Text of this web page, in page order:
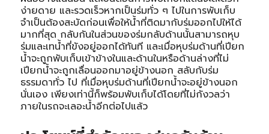
ง่ายดาย และรวดเร็วหากเป็นร่มทั่ว ๆ ไปในการพับเก็บ
จำเป็นต้องสะบัดก่อนเพื่อให้น้ำที่ติดมากับร่มออกไปให้ได้
มากที่สุด กลับกันในส่วนของร่มกลับด้านนั้นสามารถหุบ
ร่มและเทน้ำที่ขังอยู่ออกได้ทันที และเมื่อหุบร่มด้านที่เปียก
น้ำจะถูกพับเก็บเข้าข้างในและด้านในหรือด้านล่างที่ไม่
เปียกน้ำจะถูกเลื่อนออกมาอยู่ข้างนอก สลับกับร่ม
ธรรมดาทั่ว ไป ที่เมื่อหุบร่มด้านที่เปียกน้ำจะอยู่ข้างนอก
นั่นเอง เพียงเท่านี้ก็พร้อมพับเก็บได้โดยที่ไม่กังวลว่า
ภายในรถจะเลอะน้ำอีกต่อไปแล้ว